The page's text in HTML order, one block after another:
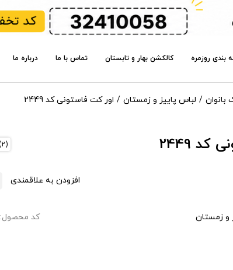
بندی روزمره کالکشن بهار و تابستان تماس با ما درباره ما
بانوان لباس پاییز و زمستان اور کت فاستونی کد 2449
2449
(2)
افزودن به علاقمندی
و زمستان کد محصول: